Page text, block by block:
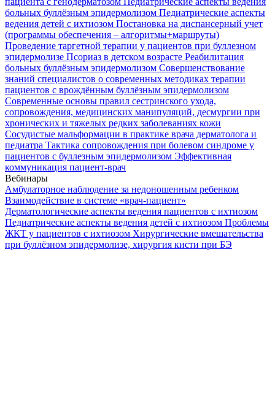
больных буллёзным эпидермолизом Педиатрические аспекты
ведения детей с ихтиозом Постановка на диспансерный учет
(программы обеспечения – алгоритмы+маршруты)
Проведение таргетной терапии у пациентов при буллезном
эпидермолизе Псориаз в детском возрасте Реабилитация
больных буллёзным эпидермолизом Совершенствование
знаний специалистов о современных методиках терапии
пациентов с врождённым буллёзным эпидермолизом
Современные основы правил сестринского ухода,
сопровождения, медицинских манипуляций, десмургии при
хронических и тяжелых редких заболеваниях кожи
Сосудистые мальформации в практике врача дерматолога и
педиатра Тактика сопровождения при болевом синдроме у
пациентов с буллезным эпидермолизом Эффективная
коммуникация пациент-врач
Вебинары
Амбулаторное наблюдение за недоношенным ребенком
Взаимодействие в системе «врач-пациент»
Дерматологические аспекты ведения пациентов с ихтиозом
Педиатрические аспекты ведения детей с ихтиозом Проблемы
ЖКТ у пациентов с ихтиозом Хирургические вмешательства
при буллёзном эпидермолизе, хирургия кисти при БЭ